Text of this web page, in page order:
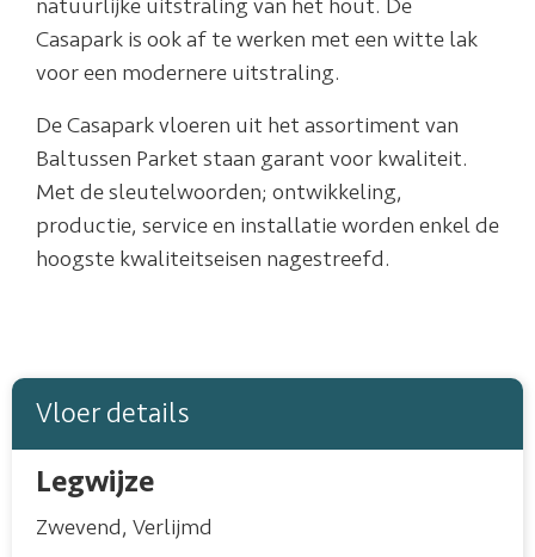
Casapark is ook af te werken met een witte lak
voor een modernere uitstraling.
De Casapark vloeren uit het assortiment van
Baltussen Parket staan garant voor kwaliteit.
Met de sleutelwoorden; ontwikkeling,
productie, service en installatie worden enkel de
hoogste kwaliteitseisen nagestreefd.
Vloer details
Legwijze
Zwevend, Verlijmd